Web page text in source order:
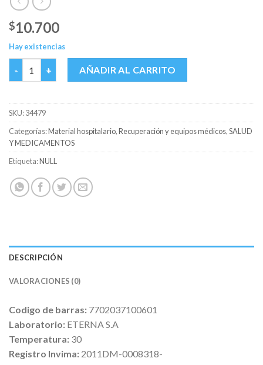
$10.700
Hay existencias
EQUIPO CYSTOFLO PRECISION BOLSA X 2000 ML cantidad
AÑADIR AL CARRITO
SKU:34479
Categorías:Material hospitalario,Recuperación y equipos médicos,SALUD
Y MEDICAMENTOS
Etiqueta:NULL
DESCRIPCIÓN
VALORACIONES (0)
Codigo de barras: 7702037100601
Laboratorio: ETERNA S.A
Temperatura: 30
Registro Invima: 2011DM-0008318-